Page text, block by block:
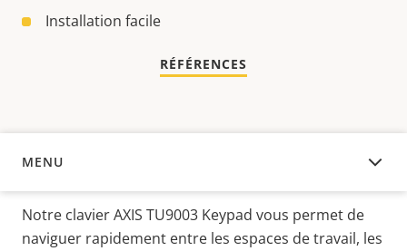
Installation facile
RÉFÉRENCES
MENU
APERÇU
Notre clavier AXIS TU9003 Keypad vous permet de
naviguer rapidement entre les espaces de travail, les